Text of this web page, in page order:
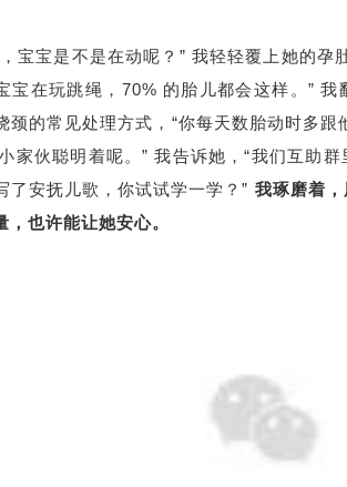
宝宝是不是在动呢？” 我轻轻覆上她的孕
宝在玩跳绳，70% 的胎儿都会这样。”
颈的常见处理方式，“你每天数胎动时多跟
家伙聪明着呢。” 我告诉她，“我们互助
了安抚儿歌，你试试学一学？” 我琢磨着
，也许能让她安心。